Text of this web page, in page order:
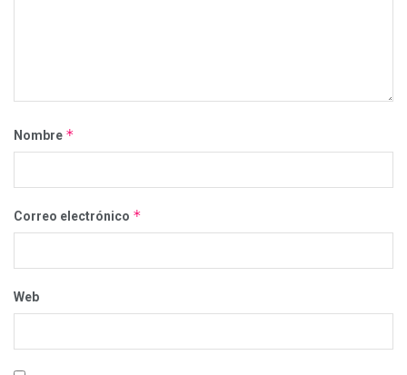
Nombre *
Correo electrónico *
Web